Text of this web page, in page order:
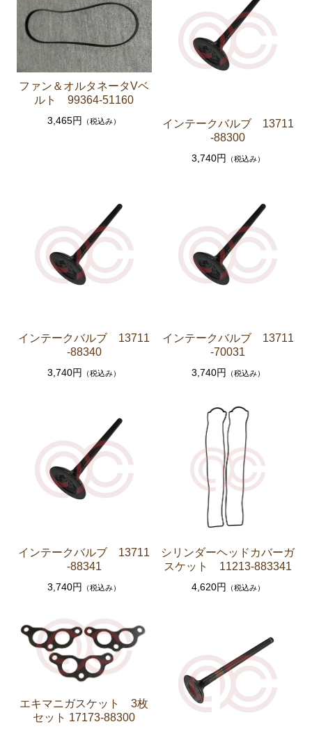
スープラ GA70 GA70H MA70 JZA70
エンジンパーツ 7M-GTEU MA70
エンジンパーツ 1JZ-GTE JZA70
エンジンパーツ 1G-GTEU GA70 GA70H
エンジンパーツ 1G-GEU GA70
エンジンパーツ 1G-EU GA70
クラッチパーツ（マスターシリンダー クラッチレリ
ーズシリンダー オーバーホールキット など）
燃料パーツ（ポンプ フィルター ダンパー センダ
ーゲージなど）
エンジンパーツ 2JZ-GE JZA80
ソアラ GZ10 MZ10 MZ11 MZ12
エンジンパーツ 6M-GEU MZ12
エンジンパーツ M-TEU MZ10
エンジンパーツ 1G-GEU GZ10
エンジンパーツ 1G-EU GZ10
エンジンパーツ 共通（マウント イグニッションコ
ブレーキパーツ（マスターシリンダー リペアキッ
ト ホース など）
クラッチパーツ（マスターシリンダー クラッチレリ
ステアリングパーツ（各種リペアキット ラックブー
ツ ラックエンド タイロッドエンド など）
足回りパーツ（アッパーマウント ベアリング ボー
ルジョイント ブッシュ類 など）
燃料パーツ（ポンプ フィルター ダンパー センダ
ファン＆オルタネータVベ
ルト 99364-51160
3,465円 （税込み）
インテークバルブ 13711
-88300
3,740円 （税込み）
インテークバルブ 13711
-88340
3,740円 （税込み）
インテークバルブ 13711
-70031
3,740円 （税込み）
インテークバルブ 13711
-88341
3,740円 （税込み）
シリンダーヘッドカバーガ
スケット 11213-883341
4,620円 （税込み）
エキマニガスケット 3枚
セット 17173-88300